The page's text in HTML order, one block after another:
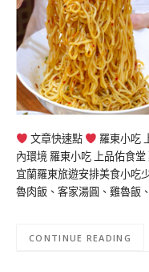
文章快速點
羅東小吃
內環境 羅東小吃 上品佑食
宜蘭羅東旅遊安排美食小吃
魯肉飯、客家湯圓、雞魯飯
CONTINUE READING